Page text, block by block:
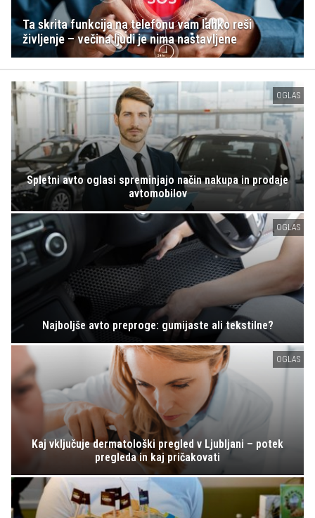
Ta skrita funkcija na telefonu vam lahko reši
življenje – večina ljudi je nima nastavljene
OGLAS
Spletni avto oglasi spreminjajo način nakupa in prodaje
avtomobilov
OGLAS
Najboljše avto preproge: gumijaste ali tekstilne?
OGLAS
Kaj vključuje dermatološki pregled v Ljubljani – potek
pregleda in kaj pričakovati